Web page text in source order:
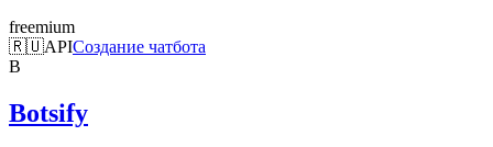
freemium
🇷🇺APIСоздание чатбота
B
Botsify